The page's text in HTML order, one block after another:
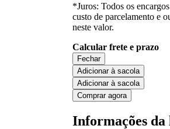
*Juros: Todos os
custo de parcelamento e
neste valor.
Calcular frete e prazo
Fechar
Adicionar à sacola
Adicionar à sacola
Comprar agora
Informações da